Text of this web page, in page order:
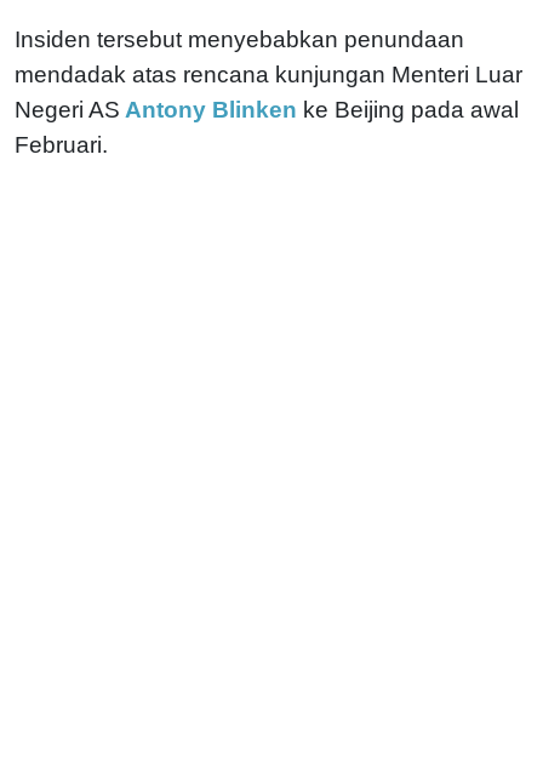
Insiden tersebut menyebabkan penundaan
mendadak atas rencana kunjungan Menteri Luar
Negeri AS Antony Blinken ke Beijing pada awal
Februari.